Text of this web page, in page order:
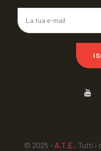
© 2025 – A.T.E. . Tutti